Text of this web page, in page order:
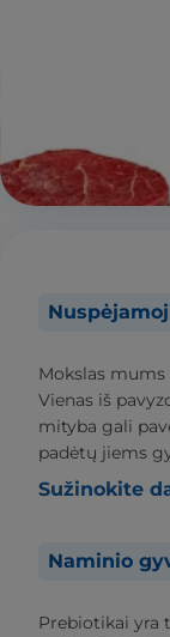
Mokslas mums
Vienas iš
mityba gali
padėtų jiems
Sužinokite
Naminio
Prebiotikai yra